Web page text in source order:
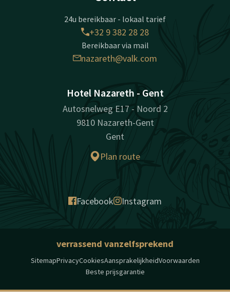
24u bereikbaar - lokaal tarief
+32 9 382 28 28
Bereikbaar via mail
nazareth@valk.com
Hotel Nazareth - Gent
Autosnelweg E17 - Noord 2
9810 Nazareth-Gent
Gent
Plan route
Facebook Instagram
verrassend vanzelfsprekend
SitemapPrivacyCookiesAansprakelijkheidVoorwaarden
Beste prijsgarantie